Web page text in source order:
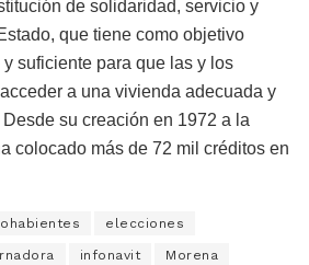
de solidaridad, servicio y
que tiene como objetivo
suficiente para que las y los
a una vivienda adecuada y
su creación en 1972 a la
colocado más de 72 mil créditos en
elecciones
infonavit Morena